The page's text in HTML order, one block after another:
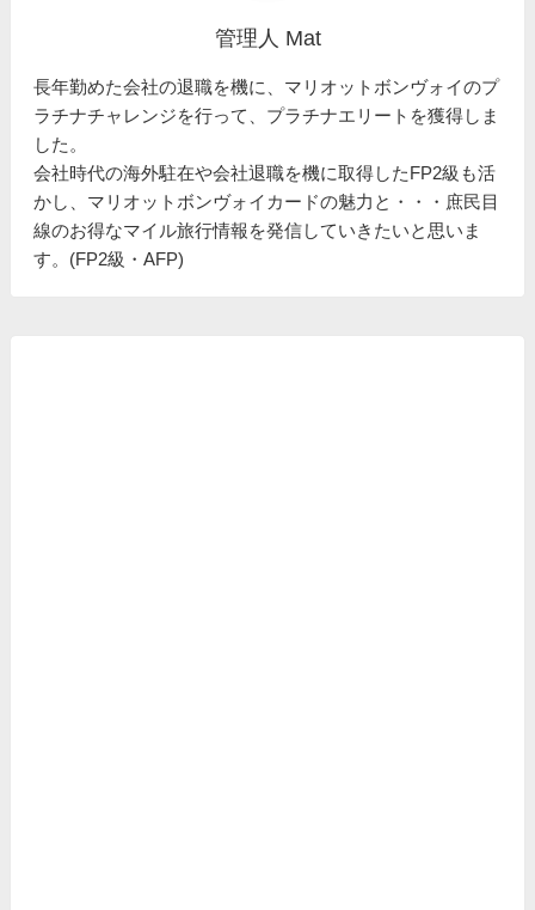
管理人 Mat
長年勤めた会社の退職を機に、マリオットボンヴォイのプ
ラチナチャレンジを行って、プラチナエリートを獲得しま
した。
会社時代の海外駐在や会社退職を機に取得したFP2級も活
かし、マリオットボンヴォイカードの魅力と・・・庶民目
線のお得なマイル旅行情報を発信していきたいと思いま
す。(FP2級・AFP)